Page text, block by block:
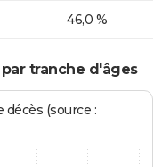
46,0 %
tranche d'âges
(source :